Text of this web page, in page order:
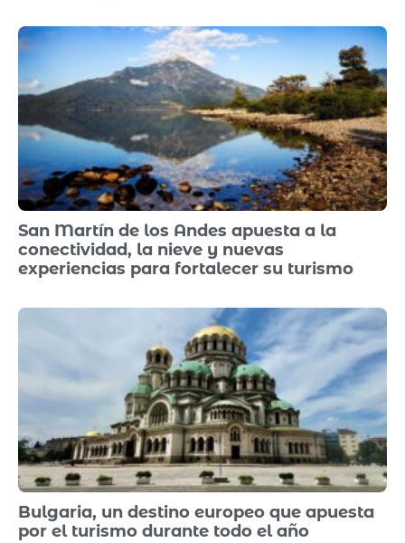
San Martín de los Andes apuesta a la
conectividad, la nieve y nuevas
experiencias para fortalecer su turismo
Bulgaria, un destino europeo que apuesta
por el turismo durante todo el año